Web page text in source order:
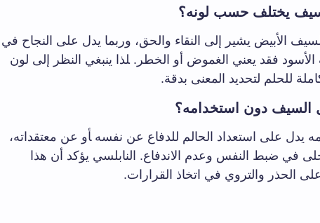
يختلف حسب لونه؟
⁣الأبيض يشير ​إلى ⁤النقاء والحق، وربما يدل على‌ النجاح في
الأسود فقد‍ يعني الغموض أو الخطر. ‍لذا ينبغي النظر ​إلى لون
للحلم لتحديد المعنى بدقة.
دون‌ استخدامه؟
على استعداد⁤ الحالم للدفاع عن نفسه ‍أو عن معتقداته،⁣
في ضبط النفس وعدم الاندفاع. النابلسي‌ يؤكد ⁤أن هذا
على الحذر والتروي في اتخاذ ⁣القرارات.